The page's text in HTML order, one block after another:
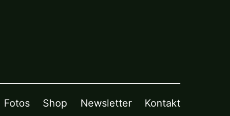
Fotos Shop Newsletter Kontakt